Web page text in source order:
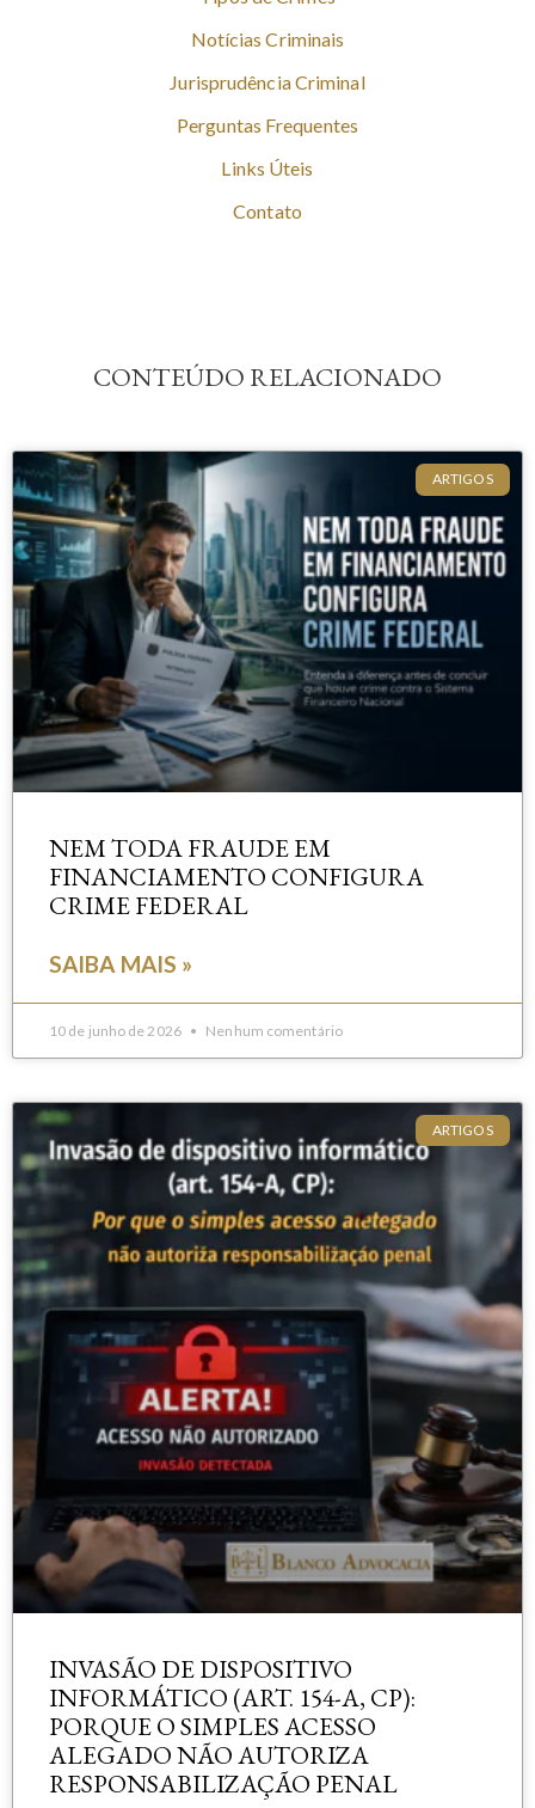
Notícias Criminais
Jurisprudência Criminal
Perguntas Frequentes
Links Úteis
Contato
CONTEÚDO RELACIONADO
ARTIGOS
NEM TODA FRAUDE EM
FINANCIAMENTO CONFIGURA
CRIME FEDERAL
SAIBA MAIS »
10 de junho de 2026 Nenhum comentário
ARTIGOS
INVASÃO DE DISPOSITIVO
INFORMÁTICO (ART. 154-A, CP):
PORQUE O SIMPLES ACESSO
ALEGADO NÃO AUTORIZA
RESPONSABILIZAÇÃO PENAL